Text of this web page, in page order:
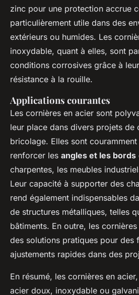
zinc pour une protection accrue
particulièrement utile dans des
extérieurs ou humides. Les
inoxydable, quant à elles, sont
conditions corrosives grâce à
résistance à la rouille.
Applications courantes
Les cornières en acier sont
leur place dans divers projets de
bricolage. Elles sont
renforcer les angles et les bords
charpentes, les meubles
Leur capacité à supporter des
rend également indispensables
de structures métalliques, telles
bâtiments. En outre, les
des solutions pratiques pour des
ajustements rapides dans des
En résumé, les cornières en
acier doux, inoxydable ou